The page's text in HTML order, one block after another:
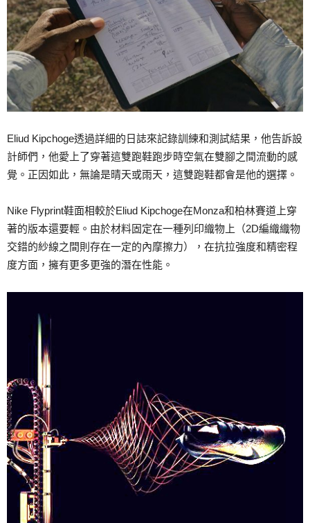
Eliud Kipchoge透過詳細的日誌來記錄訓練和測試結果，他告訴設
計師們，他愛上了穿著這雙跑鞋跑步時空氣在雙腳之間流動的感
覺。正因如此，無論是晴天或雨天，這雙跑鞋都會是他的選擇。
Nike Flyprint鞋面相較於Eliud Kipchoge在Monza和柏林賽道上穿
著的版本還要輕。由於材料固定在一種列印織物上（2D編織織物
交錯的紗線之間則存在一定的內摩擦力），在抗拉強度和精密程
度方面，擁有更多更強的潛在性能。